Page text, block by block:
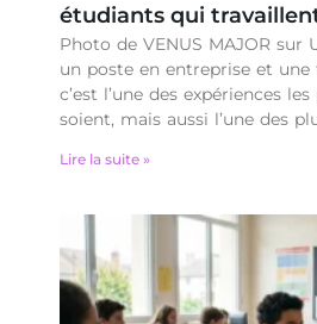
étudiants qui
Photo de VENUS MAJOR
un poste en entreprise et
c’est l’une des expériences
soient, mais aussi l’une des
Lire la suite »